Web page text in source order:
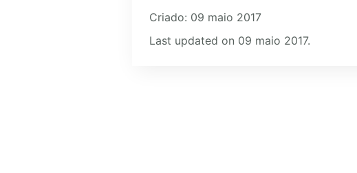
Criado: 09 maio 2017
Last updated on 09 maio 2017.